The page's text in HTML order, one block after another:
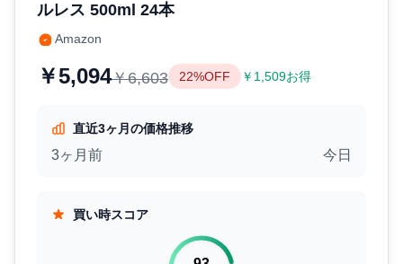
ルレス 500ml 24本
Amazon
￥5,094￥6,603 22%OFF ￥1,509お得
直近3ヶ月の価格推移
3ヶ月前 今日
買い時スコア